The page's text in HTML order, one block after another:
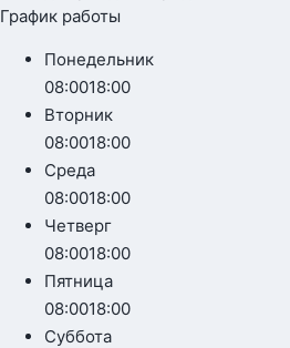
График работы
Понедельник
08:0018:00
Вторник
08:0018:00
Среда
08:0018:00
Четверг
08:0018:00
Пятница
08:0018:00
Суббота